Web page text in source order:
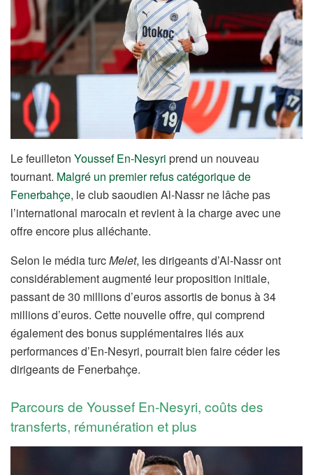
Le feuilleton Youssef En-Nesyri prend un nouveau
tournant. Malgré un premier refus catégorique de
Fenerbahçe, le club saoudien Al-Nassr ne lâche pas
l’international marocain et revient à la charge avec une
offre encore plus alléchante.
Selon le média turcMelet, les dirigeants d’Al-Nassr ont
considérablement augmenté leur proposition initiale,
passant de 30 millions d’euros assortis de bonus à 34
millions d’euros. Cette nouvelle offre, qui comprend
également des bonus supplémentaires liés aux
performances d’En-Nesyri, pourrait bien faire céder les
dirigeants de Fenerbahçe.
Parcours de Youssef En-Nesyri, coûts des
transferts, rémunération et plus